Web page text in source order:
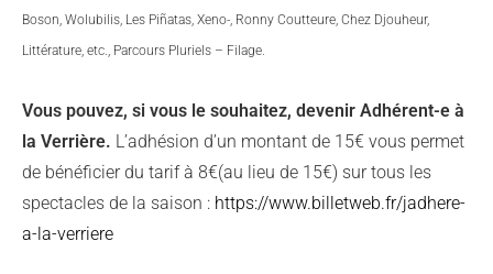
Boson, Wolubilis, Les Piñatas, Xeno-, Ronny Coutteure, Chez Djouheur,
Littérature, etc., Parcours Pluriels – Filage.
Vous pouvez, si vous le souhaitez, devenir Adhérent-e à
la Verrière. L’adhésion d’un montant de 15€ vous permet
de bénéficier du tarif à 8€(au lieu de 15€) sur tous les
spectacles de la saison : https://www.billetweb.fr/jadhere-
a-la-verriere